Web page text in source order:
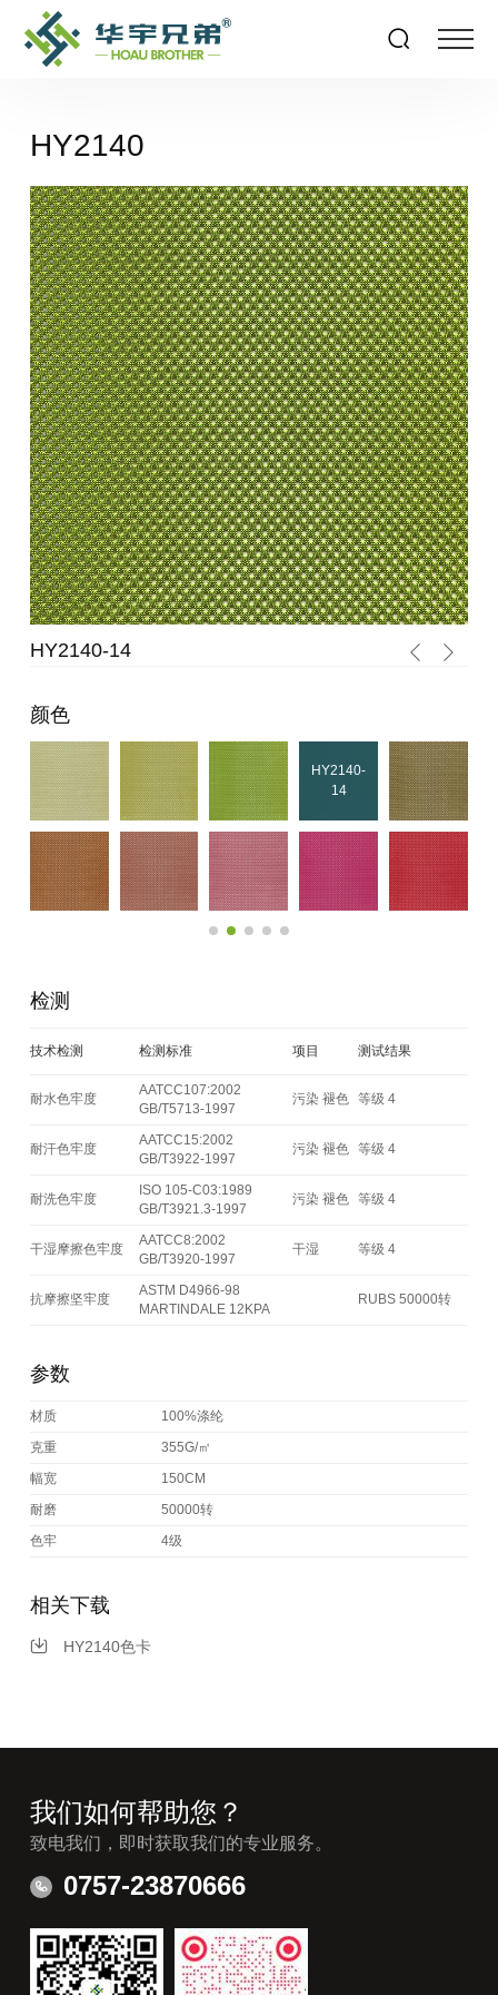
HY2140
HY2140-14
颜色
HY2140-
14
检测
技术检测 检测标准 项目 测试结果
耐水色牢度
AATCC107:2002
GB/T5713-1997
污染 褪色 等级 4
耐汗色牢度
AATCC15:2002
GB/T3922-1997
污染 褪色 等级 4
耐洗色牢度
ISO 105-C03:1989
GB/T3921.3-1997
污染 褪色 等级 4
干湿摩擦色牢度
AATCC8:2002
GB/T3920-1997
干湿 等级 4
抗摩擦坚牢度
ASTM D4966-98
MARTINDALE 12KPA
RUBS 50000转
参数
材质
100%涤纶
克重
355G/㎡
幅宽
150CM
耐磨
50000转
色牢
4级
相关下载
HY2140色卡
我们如何帮助您？
致电我们，即时获取我们的专业服务。
0757-23870666